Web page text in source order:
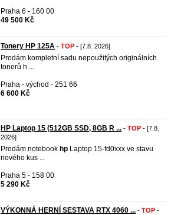
Praha 6 - 160 00
49 500 Kč
Tonery HP 125A - TOP - [7.8. 2026]
Prodám kompletní sadu nepoužitých originálních
tonerů h ...
Praha - východ - 251 66
6 600 Kč
HP Laptop 15 (512GB SSD, 8GB R ... - TOP - [7.8.
2026]
Prodám notebook hp Laptop 15-fd0xxx ve stavu
nového kus ...
Praha 5 - 158 00
5 290 Kč
VÝKONNÁ HERNÍ SESTAVA RTX 4060 ... - TOP -